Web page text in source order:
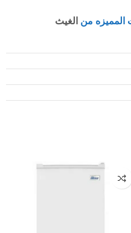
المميزه من الغيث